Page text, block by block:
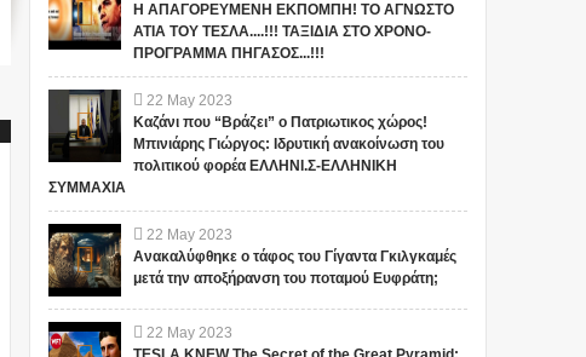
Η ΑΠΑΓΟΡΕΥΜΕΝΗ ΕΚΠΟΜΠΗ! ΤΟ ΑΓΝΩΣΤΟ
ΑΤΙΑ ΤΟΥ ΤΕΣΛΑ....!!! ΤΑΞΙΔΙΑ ΣΤΟ ΧΡΟΝΟ-
ΠΡΟΓΡΑΜΜΑ ΠΗΓΑΣΟΣ...!!!
22 May 2023
Καζάνι που “Βράζει” ο Πατριωτικος χώρος!
Μπινιάρης Γιώργος: Ιδρυτική ανακοίνωση του
πολιτικού φορέα ΕΛΛΗΝΙ.Σ-ΕΛΛΗΝΙΚΗ
ΣΥΜΜΑΧΙΑ
22 May 2023
Ανακαλύφθηκε ο τάφος του Γίγαντα Γκιλγκαμές
μετά την αποξήρανση του ποταμού Ευφράτη;
22 May 2023